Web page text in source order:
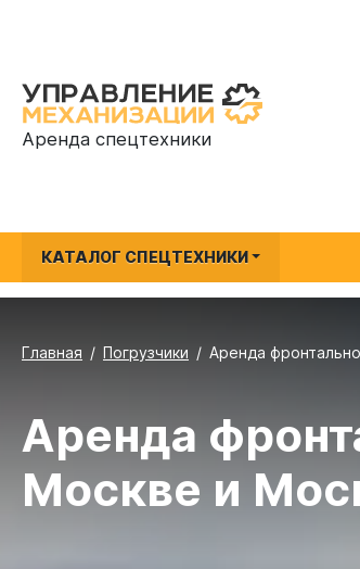
Аренда спецтехники
КАТАЛОГ СПЕЦТЕХНИКИ
Главная Погрузчики Аренда
Аренда
Москве и